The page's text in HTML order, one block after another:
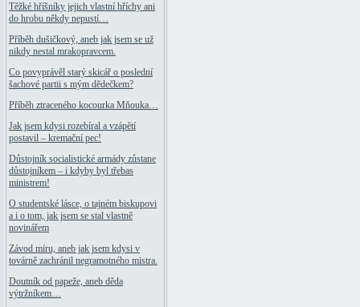
Těžké hříšníky jejich vlastní hříchy ani
do hrobu někdy nepustí…
Příběh dušičkový, aneb jak jsem se už
nikdy nestal mrakopravcem.
Co povyprávěl starý skicář o poslední
šachové partii s mým dědečkem?
Příběh ztraceného kocourka Mňouka…
Jak jsem kdysi rozebíral a vzápětí
postavil – kremační pec!
Důstojník socialistické armády zůstane
důstojníkem – i kdyby byl třebas
ministrem!
O studentské lásce, o tajném biskupovi
a i o tom, jak jsem se stal vlastně
novinářem
Závod míru, aneb jak jsem kdysi v
továrně zachránil negramotného mistra.
Doutník od papeže, aneb děda
výtržníkem…